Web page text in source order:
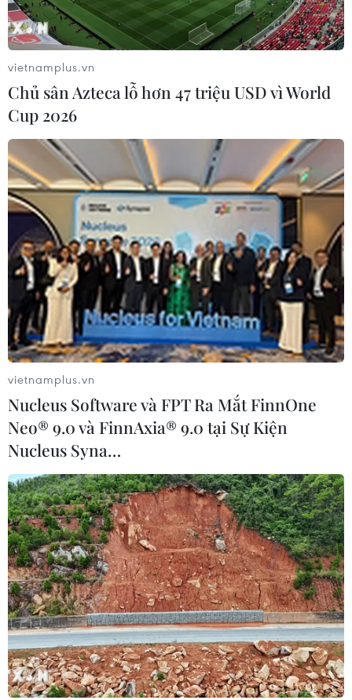
Hàn Quốc thông qua dự luật về công tố
viên điều tra bê bối chính trị
17/11/2016 10:03
Quốc hội Hàn Quốc ngày 17/11 đã thông qua dự luật về
việc lựa chọn một công tố viên đặc biệt để điều tra vụ
bê bối hiện nay liên quan đến người bạn thân lâu năm
của Tổng thống Park Geun-hye.
Tổng thống Hàn Quốc điều hành công
việc sau vụ bê bối bạn thân
18/11/2016 10:28
Tổng thống Park Geun-hye đẩy nhanh việc nối lại quyền
điều hành công việc nhà nước bất chấp những lời kêu
vietnamplus.vn
Chủ sân Azteca lỗ hơn 47 triệu USD vì World
Cup 2026
vietnamplus.vn
Nucleus Software và FPT Ra Mắt FinnOne
Neo® 9.0 và FinnAxia® 9.0 tại Sự Kiện
Nucleus Syna…